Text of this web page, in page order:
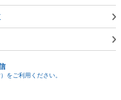
をご利用ください。